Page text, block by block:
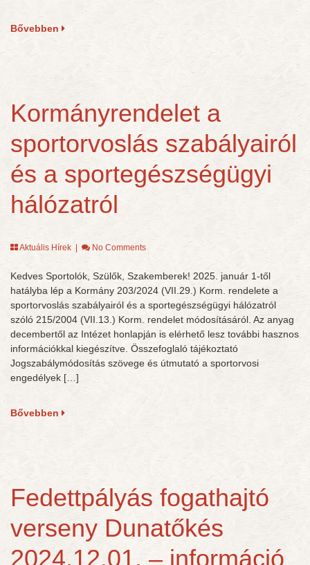
Bővebben
Kormányrendelet a
sportorvoslás szabályairól
és a sportegészségügyi
hálózatról
Aktuális Hírek No Comments
Kedves Sportolók, Szülők, Szakemberek! 2025. január 1-től
hatályba lép a Kormány 203/2024 (VII.29.) Korm. rendelete a
sportorvoslás szabályairól és a sportegészségügyi hálózatról
szóló 215/2004 (VII.13.) Korm. rendelet módosításáról. Az anyag
decembertől az Intézet honlapján is elérhető lesz további hasznos
információkkal kiegészítve. Összefoglaló tájékoztató
Jogszabálymódosítás szövege és útmutató a sportorvosi
engedélyek […]
Bővebben
Fedettpályás fogathajtó
verseny Dunatőkés
2024.12.01. – információ